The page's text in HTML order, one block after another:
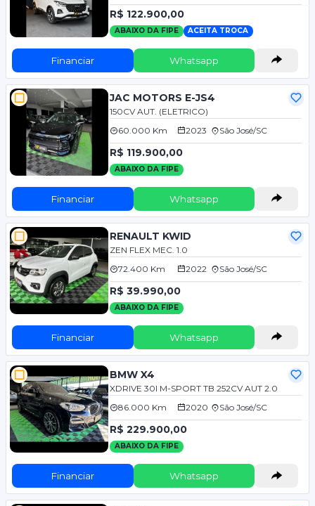
R$ 122.900,00
ABAIXO DA FIPE ACEITA TROCA
Financiar Whatsapp
JAC MOTORS E-JS4
150CV AUT. (ELETRICO)
60.000 Km
2023 São José/SC
R$ 119.900,00
ABAIXO DA FIPE
Financiar Whatsapp
RENAULT KWID
ZEN FLEX MEC. 1.0
72.400 Km
2022 São José/SC
R$ 39.990,00
ABAIXO DA FIPE
Financiar Whatsapp
BMW X4
XDRIVE 30I M-SPORT TB 252CV AUT 2.0
86.000 Km
2020 São José/SC
R$ 229.900,00
ABAIXO DA FIPE
Financiar Whatsapp